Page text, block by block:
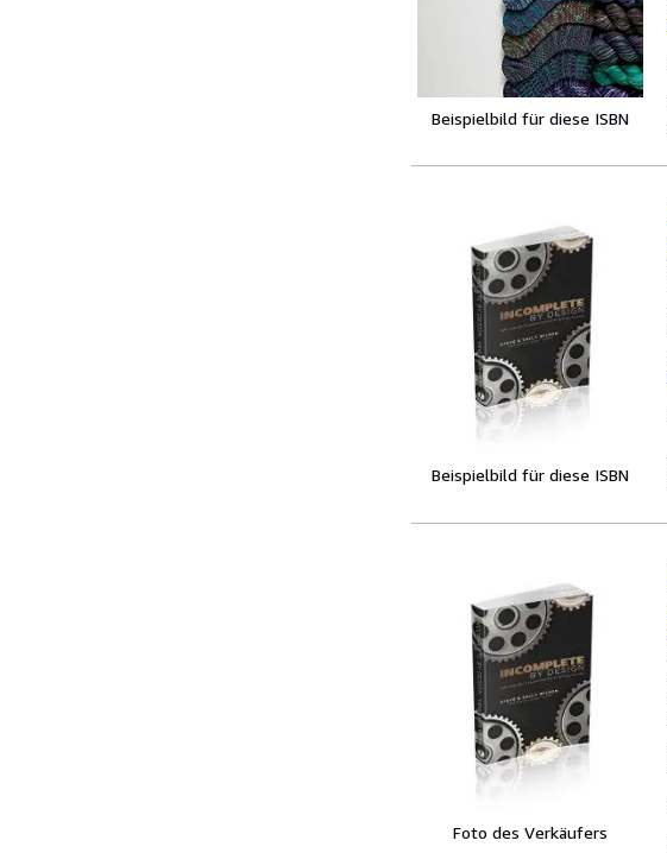
Beispielbild für diese ISBN
Beispielbild für diese ISBN
Foto des Verkäufers